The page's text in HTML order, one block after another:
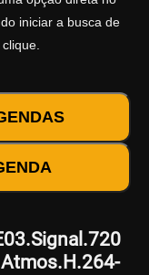
iniciar a busca de